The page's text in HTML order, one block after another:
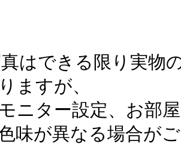
はできる限り実物
ますが、
ニター設定、お部
味が異なる場合が